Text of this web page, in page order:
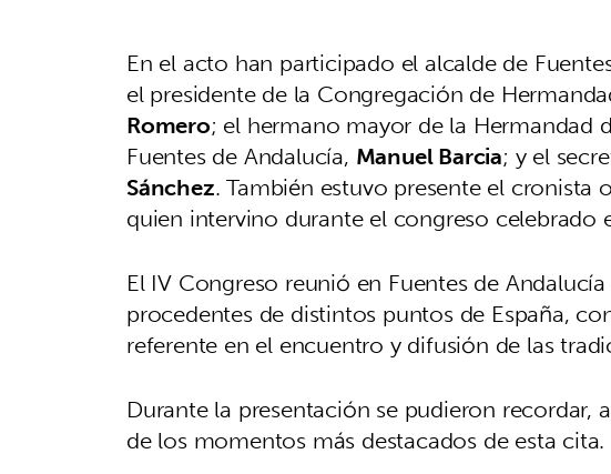
En el acto han participado el alcalde de
el presidente de la Congregación de
Romero; el hermano mayor de la Hermandad
Fuentes de Andalucía, Manuel Barcia; y el
Sánchez. También estuvo presente el cronista
quien intervino durante el congreso celebrado
El IV Congreso reunió en Fuentes de
procedentes de distintos puntos de España,
referente en el encuentro y difusión de las
Durante la presentación se pudieron recordar,
de los momentos más destacados de esta cita.